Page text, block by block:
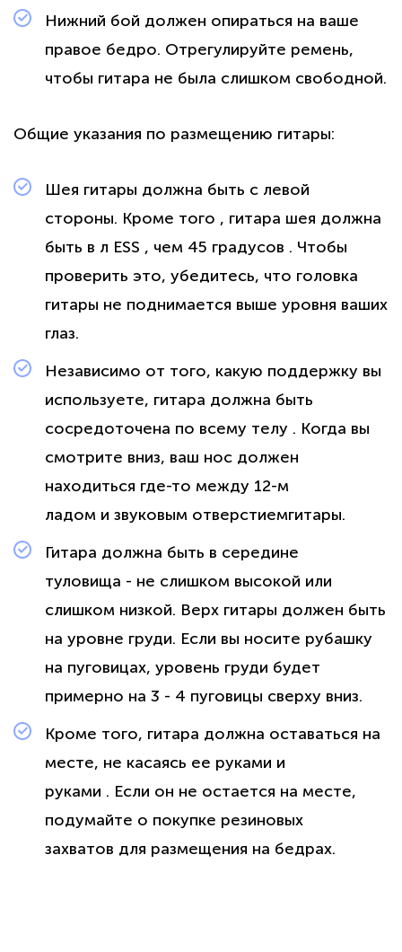
Нижний бой должен опираться на ваше
правое бедро. Отрегулируйте ремень,
чтобы гитара не была слишком свободной.
Общие указания по размещению гитары:
Шея гитары должна быть с левой
стороны. Кроме того , гитара шея должна
быть в л ESS , чем 45 градусов . Чтобы
проверить это, убедитесь, что головка
гитары не поднимается выше уровня ваших
глаз.
Независимо от того, какую поддержку вы
используете, гитара должна быть
сосредоточена по всему телу . Когда вы
смотрите вниз, ваш нос должен
находиться где-то между 12-м
ладом и звуковым отверстиемгитары.
Гитара должна быть в середине
туловища - не слишком высокой или
слишком низкой. Верх гитары должен быть
на уровне груди. Если вы носите рубашку
на пуговицах, уровень груди будет
примерно на 3 - 4 пуговицы сверху вниз.
Кроме того, гитара должна оставаться на
месте, не касаясь ее руками и
руками . Если он не остается на месте,
подумайте о покупке резиновых
захватов для размещения на бедрах.